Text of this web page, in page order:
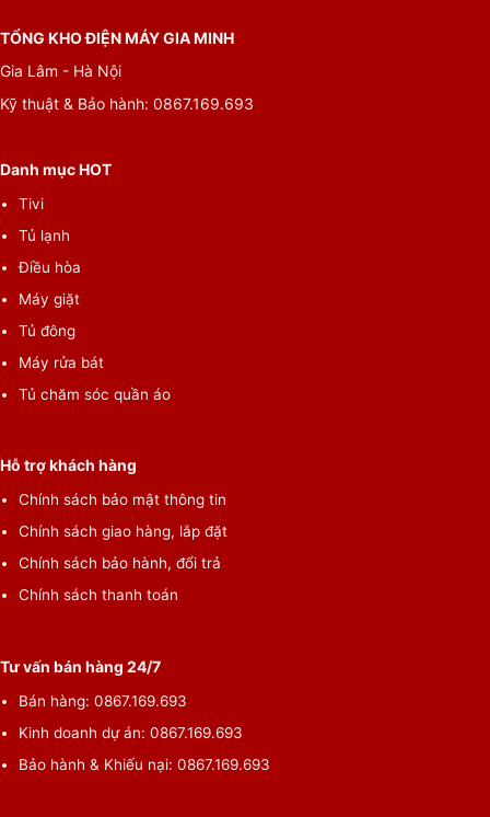
TỔNG KHO ĐIỆN MÁY GIA MINH
Gia Lâm - Hà Nội
Kỹ thuật & Bảo hành: 0867.169.693
Danh mục HOT
Tivi
Tủ lạnh
Điều hòa
Máy giặt
Tủ đông
Máy rửa bát
Tủ chăm sóc quần áo
Hỗ trợ khách hàng
Chính sách bảo mật thông tin
Chính sách giao hàng, lắp đặt
Chính sách bảo hành, đổi trả
Chính sách thanh toán
Tư vấn bán hàng 24/7
Bán hàng: 0867.169.693
Kinh doanh dự án: 0867.169.693
Bảo hành & Khiếu nại: 0867.169.693